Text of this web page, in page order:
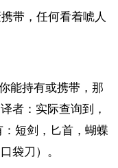
带，任何看着唬人
能持有或携带，那
者：实际查询到，
短剑，匕首，蝴蝶
袋刀）。